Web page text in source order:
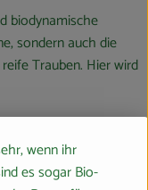
biodynamische
sondern auch die
Trauben. Hier wird
Bioweine legt
strebt langfristige
basiert auf
wenn ihr
es sogar Bio-